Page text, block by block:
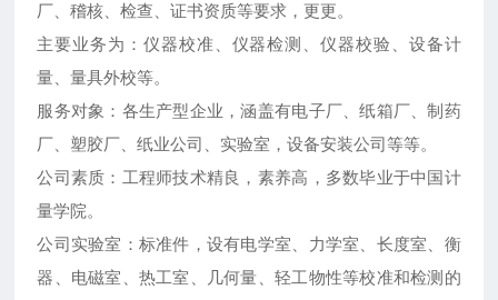
厂、稽核、检查、证书资质等要求，更更。
主要业务为：仪器校准、仪器检测、仪器校验、设备计
量、量具外校等。
服务对象：各生产型企业，涵盖有电子厂、纸箱厂、制药
厂、塑胶厂、纸业公司、实验室，设备安装公司等等。
公司素质：工程师技术精良，素养高，多数毕业于中国计
量学院。
公司实验室：标准件，设有电学室、力学室、长度室、衡
器、电磁室、热工室、几何量、轻工物性等校准和检测的